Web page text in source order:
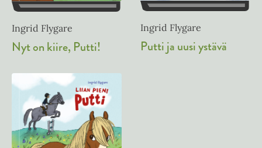
Ingrid Flygare
Nyt on kiire, Putti!
Ingrid Flygare
Putti ja uusi ystävä